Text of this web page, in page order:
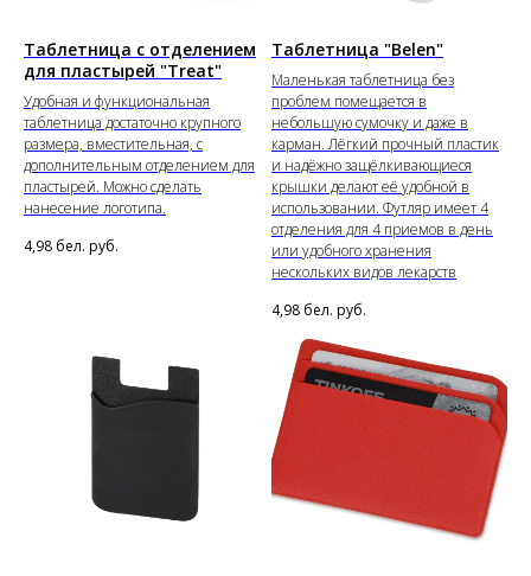
Таблетница с отделением
для пластырей "Treat"
Удобная и функциональная
таблетница достаточно крупного
размера, вместительная, с
дополнительным отделением для
пластырей. Можно сделать
нанесение логотипа.
4,98 бел. руб.
Таблетница "Belen"
Маленькая таблетница без
проблем помещается в
небольшую сумочку и даже в
карман. Лёгкий прочный пластик
и надёжно защёлкивающиеся
крышки делают её удобной в
использовании. Футляр имеет 4
отделения для 4 приемов в день
или удобного хранения
нескольких видов лекарств
4,98 бел. руб.